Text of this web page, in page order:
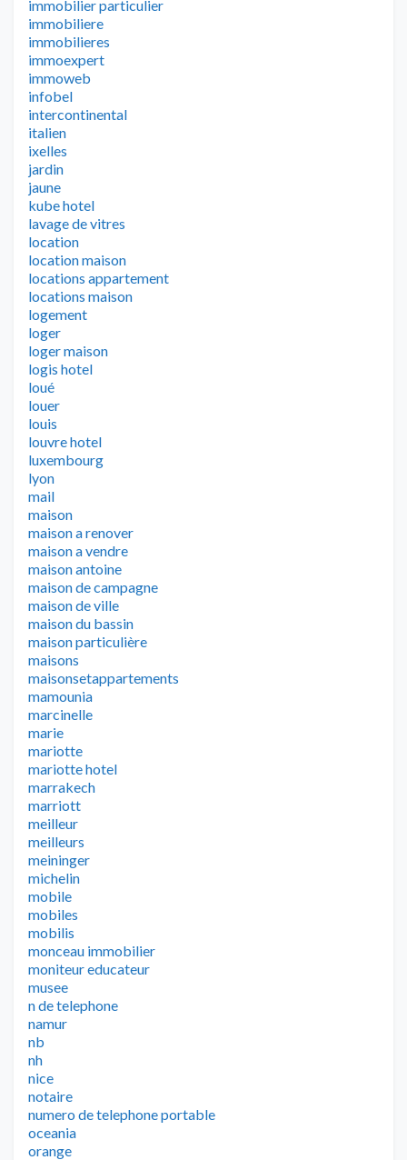
immobilier particulier
immobiliere
immobilieres
immoexpert
immoweb
infobel
intercontinental
italien
ixelles
jardin
jaune
kube hotel
lavage de vitres
location
location maison
locations appartement
locations maison
logement
loger
loger maison
logis hotel
loué
louer
louis
louvre hotel
luxembourg
lyon
mail
maison
maison a renover
maison a vendre
maison antoine
maison de campagne
maison de ville
maison du bassin
maison particulière
maisons
maisonsetappartements
mamounia
marcinelle
marie
mariotte
mariotte hotel
marrakech
marriott
meilleur
meilleurs
meininger
michelin
mobile
mobiles
mobilis
monceau immobilier
moniteur educateur
musee
n de telephone
namur
nb
nh
nice
notaire
numero de telephone portable
oceania
orange